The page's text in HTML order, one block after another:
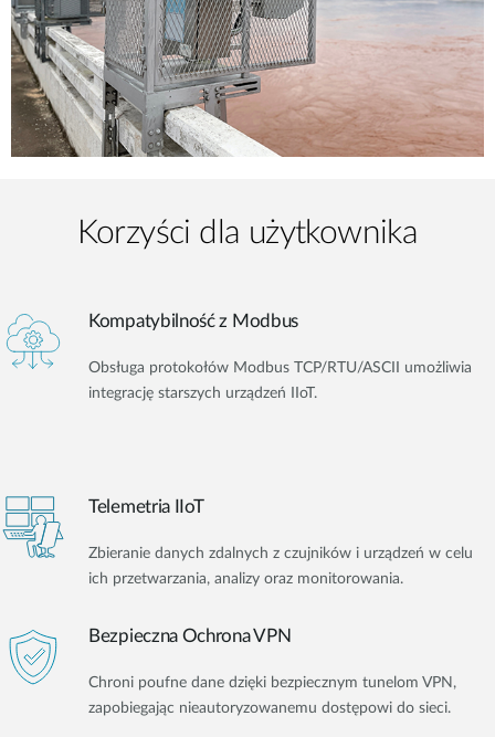
Korzyści dla użytkownika
Kompatybilność z Modbus
Obsługa protokołów Modbus TCP/RTU/ASCII umożliwia
integrację starszych urządzeń IIoT.
Telemetria IIoT
Zbieranie danych zdalnych z czujników i urządzeń w celu
ich przetwarzania, analizy oraz monitorowania.
Bezpieczna Ochrona VPN
Chroni poufne dane dzięki bezpiecznym tunelom VPN,
zapobiegając nieautoryzowanemu dostępowi do sieci.